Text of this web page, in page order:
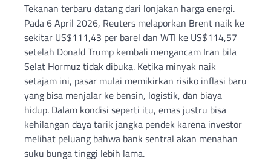
Tekanan terbaru datang dari lonjakan harga energi.
Pada 6 April 2026, Reuters melaporkan Brent naik ke
sekitar US$111,43 per barel dan WTI ke US$114,57
setelah Donald Trump kembali mengancam Iran bila
Selat Hormuz tidak dibuka. Ketika minyak naik
setajam ini, pasar mulai memikirkan risiko inflasi baru
yang bisa menjalar ke bensin, logistik, dan biaya
hidup. Dalam kondisi seperti itu, emas justru bisa
kehilangan daya tarik jangka pendek karena investor
melihat peluang bahwa bank sentral akan menahan
suku bunga tinggi lebih lama.